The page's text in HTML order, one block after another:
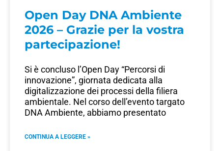
Open Day DNA Ambiente
2026 – Grazie per la vostra
partecipazione!
Si è concluso l’Open Day “Percorsi di
innovazione”, giornata dedicata alla
digitalizzazione dei processi della filiera
ambientale. Nel corso dell’evento targato
DNA Ambiente, abbiamo presentato
CONTINUA A LEGGERE »